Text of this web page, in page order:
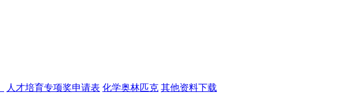
人才培育专项奖申请表 化学奥林匹克 其他资料下载